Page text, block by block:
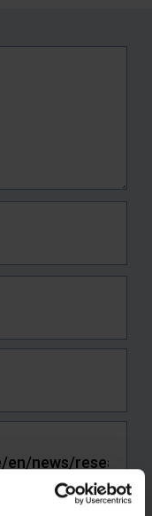
encountered the error.